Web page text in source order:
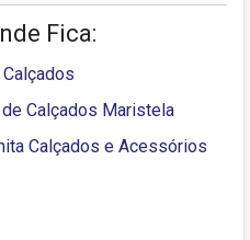
Fica:
Calçados
de Calçados Maristela
Calçados e Acessórios